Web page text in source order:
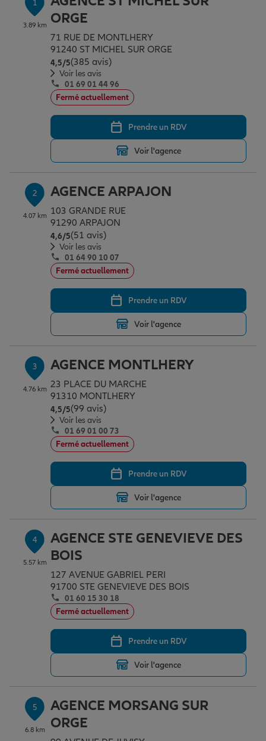
Assurance emprunteur
Prévoyance et dépendance
Assurance animal de compagnie
Protection de la famille
Protection juridique
Épargne & retraite
Plan épargne retraite
Assurance vie
Placements financiers
Transmission
Vos projets
Partir en vacances
Déménager
Départ à la retraite
Préparer l’avenir
Conseil assurance
Outre-mer
Assurance habitation
Le Pack Famille
Garantie des accidents de la vie
Assurance scolaire
Protection juridique
Retraite
Tous nos devis d'assurance
Allianz en France
1
3.89 km ORGE
71 RUE DE MONTLHERY
91240 ST MICHEL SUR ORGE
4,5/5Note de 4.5 sur 5
(385 avis)
Voir les avis
01 69 01 44 96
Fermé actuellement
Prendre un RDV
Voir l'agence
2
4.07 km
AGENCE ARPAJON
103 GRANDE RUE
91290 ARPAJON
4,6/5Note de 4.6 sur 5
(51 avis)
Voir les avis
01 64 90 10 07
Fermé actuellement
Prendre un RDV
Voir l'agence
3
4.76 km
AGENCE MONTLHERY
23 PLACE DU MARCHE
91310 MONTLHERY
4,5/5Note de 4.5 sur 5
(99 avis)
Voir les avis
01 69 01 00 73
Fermé actuellement
Prendre un RDV
Voir l'agence
4
5.57 km
AGENCE STE GENEVIEVE DES
BOIS
127 AVENUE GABRIEL PERI
91700 STE GENEVIEVE DES BOIS
01 60 15 30 18
Fermé actuellement
Prendre un RDV
Voir l'agence
5
6.8 km
AGENCE MORSANG SUR
ORGE